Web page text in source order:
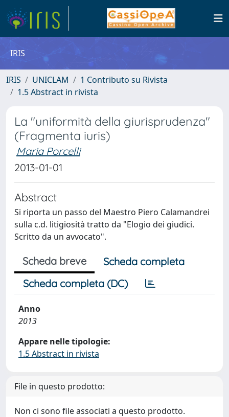
IRIS
IRIS UNICLAM
1 Contributo su Rivista
1.5 Abstract in rivista
La "uniformità della giurisprudenza"
(Fragmenta iuris)
Maria Porcelli
2013-01-01
Abstract
Si riporta un passo del Maestro Piero Calamandrei
sulla c.d. litigiosità tratto da "Elogio dei giudici.
Scritto da un avvocato".
Scheda breve
Scheda completa
Scheda completa (DC)
Anno
2013
Appare nelle tipologie:
1.5 Abstract in rivista
File in questo prodotto:
Non ci sono file associati a questo prodotto.